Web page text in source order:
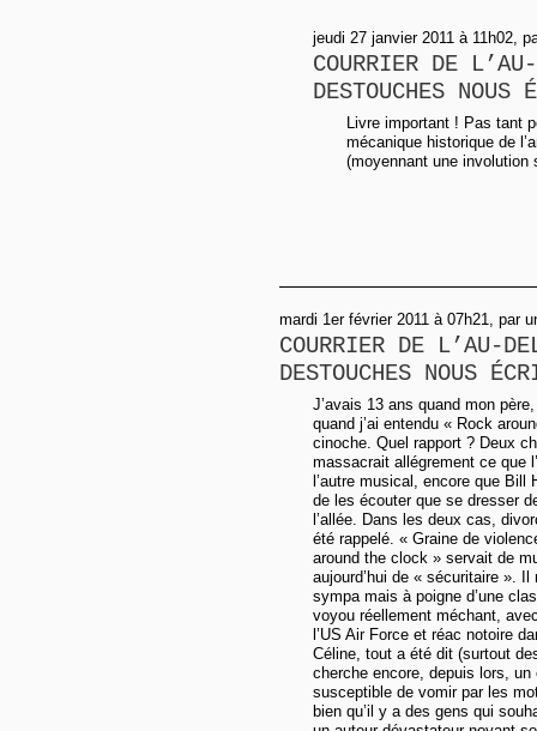
jeudi 27 janvier 2011 à 11h02,
COURRIER DE
DESTOUCHES
Livre important ! Pas tant
mécanique historique de
(moyennant une involution
mardi 1er février 2011 à 07h21, par
COURRIER DE L’AU-
DESTOUCHES NOUS
J’avais 13 ans quand mon
quand j’ai entendu « Rock
cinoche. Quel rapport ? Deux
massacrait allégrement ce que
l’autre musical, encore que
de les écouter que se dresser
l’allée. Dans les deux cas,
été rappelé. « Graine de
around the clock » servait de
aujourd’hui de « sécuritaire ».
sympa mais à poigne d’une
voyou réellement méchant,
l’US Air Force et réac notoire
Céline, tout a été dit (surtout
cherche encore, depuis lors,
susceptible de vomir par les
bien qu’il y a des gens qui